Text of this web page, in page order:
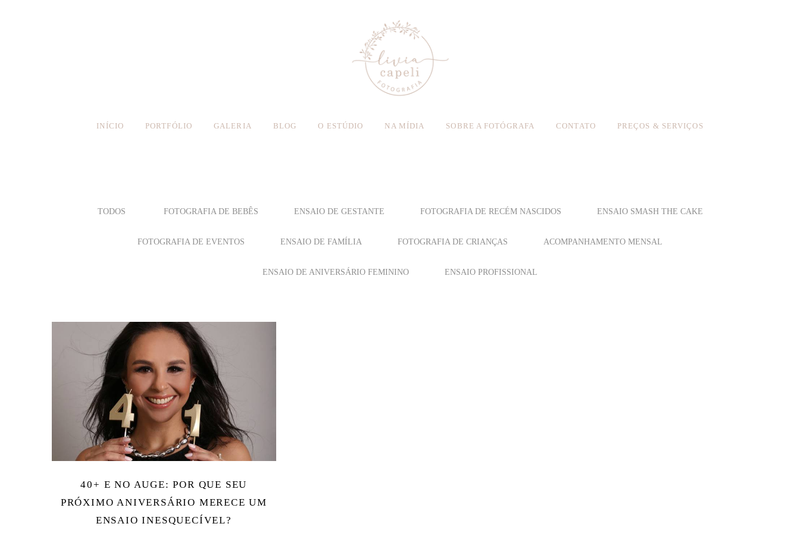
INÍCIO PORTFÓLIO GALERIA BLOG O ESTÚDIO NA MÍDIA SOBRE A FOTÓGRAFA CONTATO PREÇOS & SERVIÇOS
TODOS FOTOGRAFIA DE BEBÊS ENSAIO DE GESTANTE FOTOGRAFIA DE RECÉM NASCIDOS ENSAIO SMASH THE CAKE
FOTOGRAFIA DE EVENTOS ENSAIO DE FAMÍLIA FOTOGRAFIA DE CRIANÇAS ACOMPANHAMENTO MENSAL
ENSAIO DE ANIVERSÁRIO FEMININO ENSAIO PROFISSIONAL
40+ E NO AUGE: POR QUE SEU
PRÓXIMO ANIVERSÁRIO MERECE UM
ENSAIO INESQUECÍVEL?